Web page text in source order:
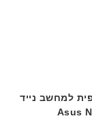
למחשב נייד
Asus